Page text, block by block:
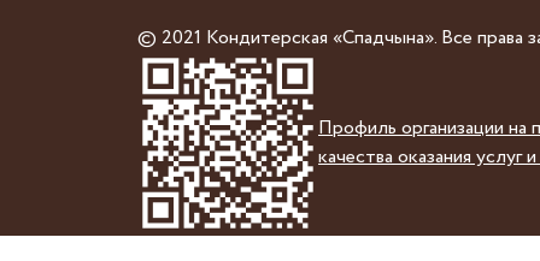
© 2021 Кондитерская «Спадчына». Все права
Профиль организации на
качества оказания